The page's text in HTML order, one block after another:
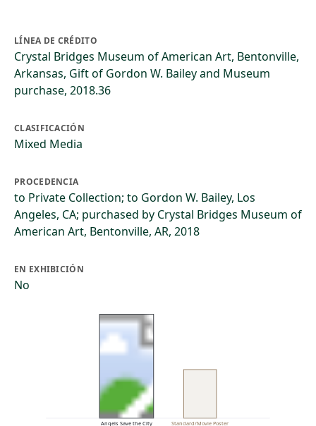
LÍNEA DE CRÉDITO
Crystal Bridges Museum of American Art, Bentonville,
Arkansas, Gift of Gordon W. Bailey and Museum
purchase, 2018.36
CLASIFICACIÓN
Mixed Media
PROCEDENCIA
to Private Collection; to Gordon W. Bailey, Los
Angeles, CA; purchased by Crystal Bridges Museum of
American Art, Bentonville, AR, 2018
EN EXHIBICIÓN
No
Angels Save the City Standard/Movie Poster